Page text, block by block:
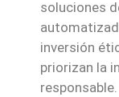
soluciones
inversión
priorizan la
responsable.